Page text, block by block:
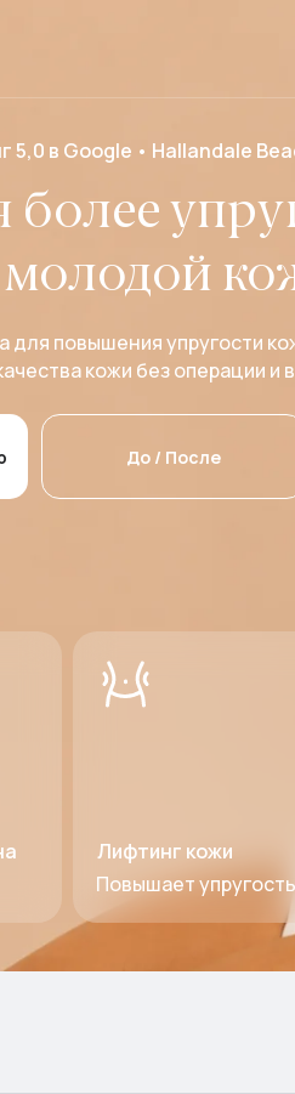
более
молодой
для повышения упругости
кожи без операции и
До / После
5,0 в Google • Hallandale
Лифтинг кожи
Повышает